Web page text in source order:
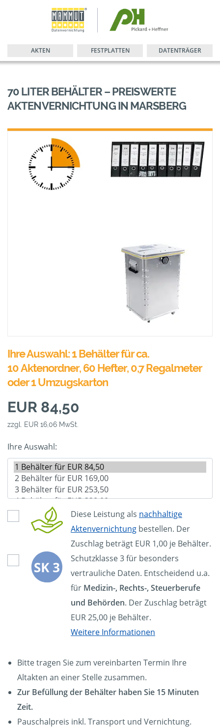
AKTEN FESTPLATTEN DATENTRÄGER
70 LITER BEHÄLTER – PREISWERTE
AKTENVERNICHTUNG IN MARSBERG
Ihre Auswahl: 1 Behälter für ca.
10 Aktenordner, 60 Hefter, 0,7 Regalmeter
oder 1 Umzugskarton
EUR 84,50
zzgl. EUR 16,06 MwSt.
Ihre Auswahl:
Diese Leistung als nachhaltige
Aktenvernichtung bestellen. Der
Zuschlag beträgt EUR 1,00 je Behälter.
Schutzklasse 3 für besonders
vertrauliche Daten. Entscheidend u.a.
für Medizin-, Rechts-, Steuerberufe
und Behörden. Der Zuschlag beträgt
EUR 25,00 je Behälter.
Weitere Informationen
Bitte tragen Sie zum vereinbarten Termin Ihre
Altakten an einer Stelle zusammen.
Zur Befüllung der Behälter haben Sie 15 Minuten
Zeit.
Pauschalpreis inkl. Transport und Vernichtung.